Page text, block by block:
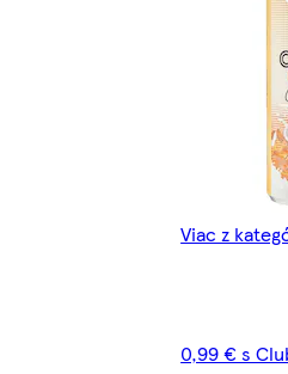
Viac z
0,99 € s